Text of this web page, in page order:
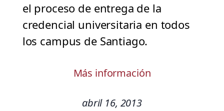
el proceso de entrega de la
credencial universitaria en todos
los campus de Santiago.
Más información
abril 16, 2013